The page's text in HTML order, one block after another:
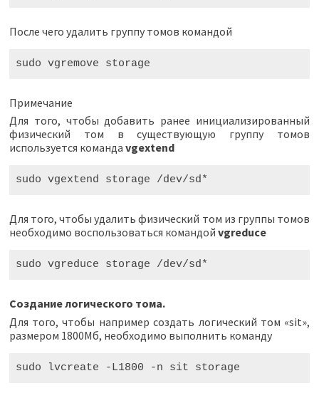
После чего удалить группу томов командой
sudo vgremove storage
Примечание
Для того, чтобы добавить ранее инициализированный
физический том в существующую группу томов
используется команда vgextend
sudo vgextend storage /dev/sd*
Для того, чтобы удалить физический том из группы томов
необходимо воспользоваться командой vgreduce
sudo vgreduce storage /dev/sd*
Создание логического тома.
Для того, чтобы например создать логический том «sit»,
размером 1800Мб, необходимо выполнить команду
sudo lvcreate -L1800 -n sit storage